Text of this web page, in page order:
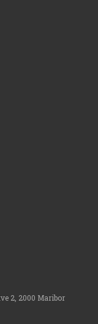
2, 2000 Maribor